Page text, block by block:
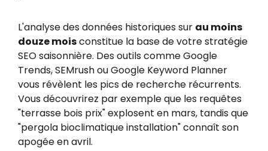
L'analyse des données historiques sur au moins
douze moisconstitue la base de votre stratégie
SEO saisonnière. Des outils comme Google
Trends, SEMrush ou Google Keyword Planner
vous révèlent les pics de recherche récurrents.
Vous découvrirez par exemple que les requêtes
"terrasse bois prix" explosent en mars, tandis que
"pergola bioclimatique installation" connaît son
apogée en avril.